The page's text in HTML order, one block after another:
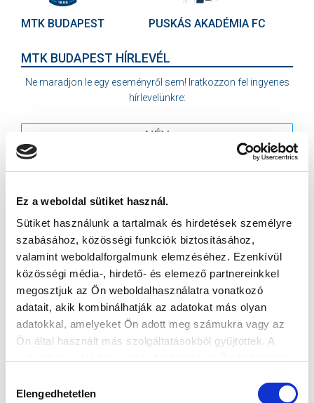
Ez a weboldal sütiket használ.
Sütiket használunk a tartalmak és hirdetések személyre
szabásához, közösségi funkciók biztosításához,
valamint weboldalforgalmunk elemzéséhez. Ezenkívül
közösségi média-, hirdető- és elemező partnereinkkel
megosztjuk az Ön weboldalhasználatra vonatkozó
adatait, akik kombinálhatják az adatokat más olyan
adatokkal, amelyeket Ön adott meg számukra vagy az
Ön által használt más szolgáltatásokból gyűjtöttek. A
kiválasztása
Elengedhetetlen
MTK BUDAPEST PUSKÁS AKADÉMIA FC
MTK BUDAPEST HÍRLEVÉL
Ne maradjon le egy eseményről sem! Iratkozzon fel ingyenes
hírlevelünkre:
Elfogadom azAdatvédelmi tájékoztatót
SZPONZOROK